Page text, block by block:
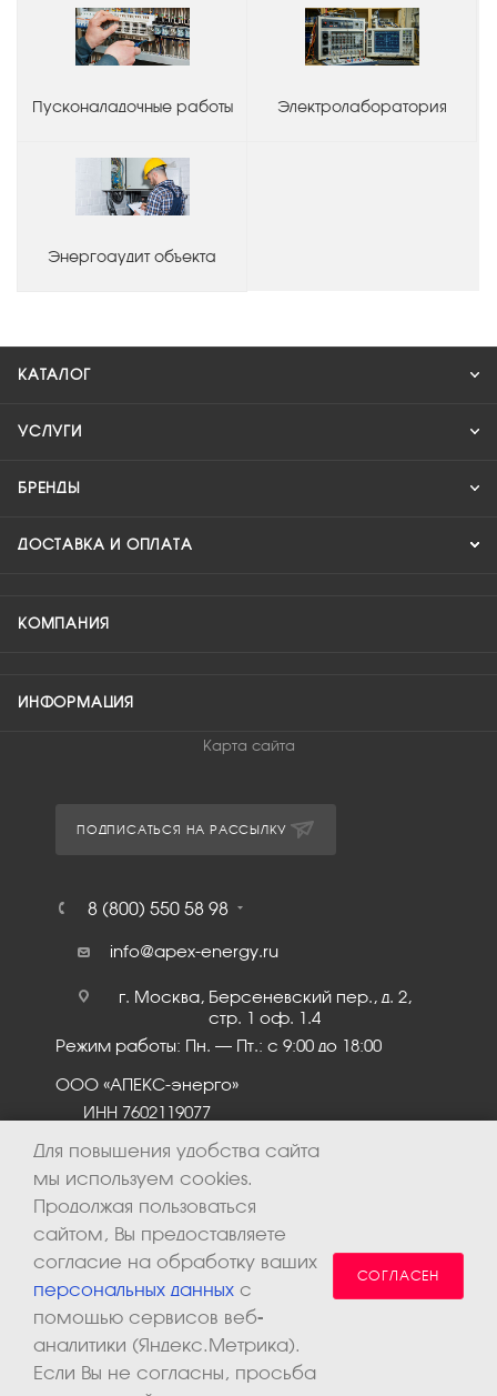
Пусконаладочные работы Электролаборатория
Энергоаудит объекта
КАТАЛОГ
УСЛУГИ
БРЕНДЫ
ДОСТАВКА И ОПЛАТА
КОМПАНИЯ
ИНФОРМАЦИЯ
Карта сайта
ПОДПИСАТЬСЯ НА РАССЫЛКУ
8 (800) 550 58 98
info@apex-energy.ru
г. Москва, Берсеневский пер., д. 2,
стр. 1 оф. 1.4
Режим работы: Пн. – Пт.: с 9:00 до 18:00
ООО «АПЕКС-энерго»
ИНН 7602119077
2026 © ООО «Апекс-энерго». Все права защищены.
Для повышения удобства сайта
мы используем cookies.
Продолжая пользоваться
сайтом, Вы предоставляете
согласие на обработку ваших
персональных данных с
помощью сервисов веб-
аналитики (Яндекс.Метрика).
Если Вы не согласны, просьба
СОГЛАСЕН